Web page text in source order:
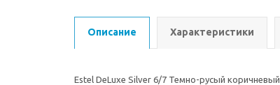
Описание Характеристики
Estel DeLuxe Silver 6/7 Темно-русый коричневый